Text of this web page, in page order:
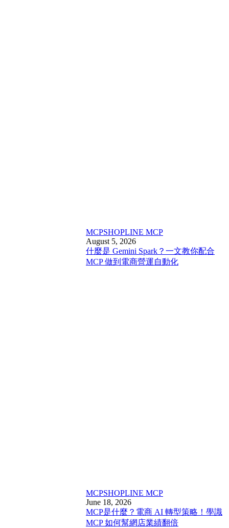
MCPSHOPLINE MCP
August 5, 2026
什麼是 Gemini Spark？一文教你配合
MCP 做到電商營運自動化
MCPSHOPLINE MCP
June 18, 2026
MCP是什麼？電商 AI 轉型策略！學識
MCP 如何幫網店業績翻倍